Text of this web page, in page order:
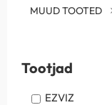
MUUD TOOTED
Tootjad
EZVIZ